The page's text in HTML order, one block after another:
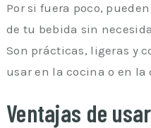
Por si fuera poco,
de tu bebida sin
Son prácticas, ligeras y
usar en la cocina o en la
Ventajas de